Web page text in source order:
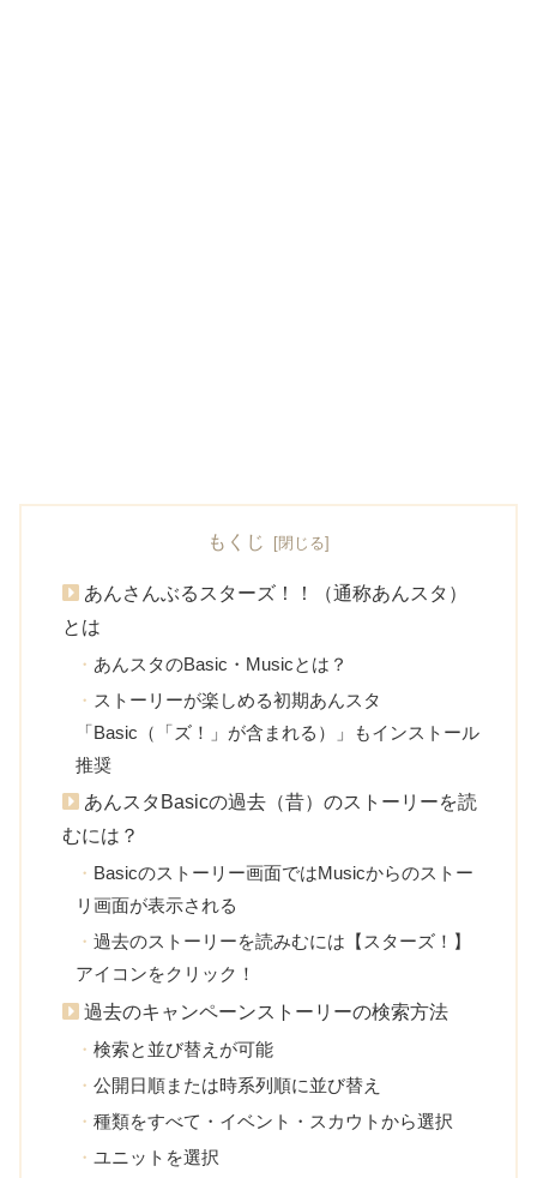
もくじ
あんさんぶるスターズ！！（通称あんスタ）
とは
あんスタのBasic・Musicとは？
ストーリーが楽しめる初期あんスタ
「Basic（「ズ！」が含まれる）」もインストール
推奨
あんスタBasicの過去（昔）のストーリーを読
むには？
Basicのストーリー画面ではMusicからのストー
リ画面が表示される
過去のストーリーを読みむには【スターズ！】
アイコンをクリック！
過去のキャンペーンストーリーの検索方法
検索と並び替えが可能
公開日順または時系列順に並び替え
種類をすべて・イベント・スカウトから選択
ユニットを選択